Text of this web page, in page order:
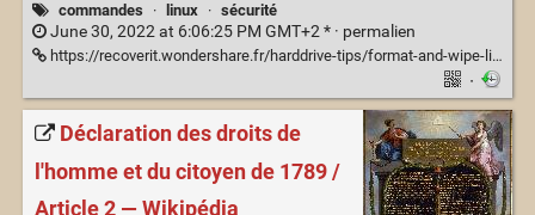
commandes · linux · sécurité
June 30, 2022 at 6:06:25 PM GMT+2 * · permalien
https://recoverit.wondershare.fr/harddrive-tips/format-and-wipe-linux-disk.html
·
Déclaration des droits de
l'homme et du citoyen de 1789 /
Article 2 — Wikipédia